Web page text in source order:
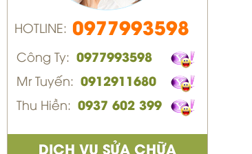
HOTLINE: 0977993598
Công Ty: 0977993598
Mr Tuyến: 0912911680
Thu Hiền: 0937 602 399
DỊCH VỤ SỬA CHỮA